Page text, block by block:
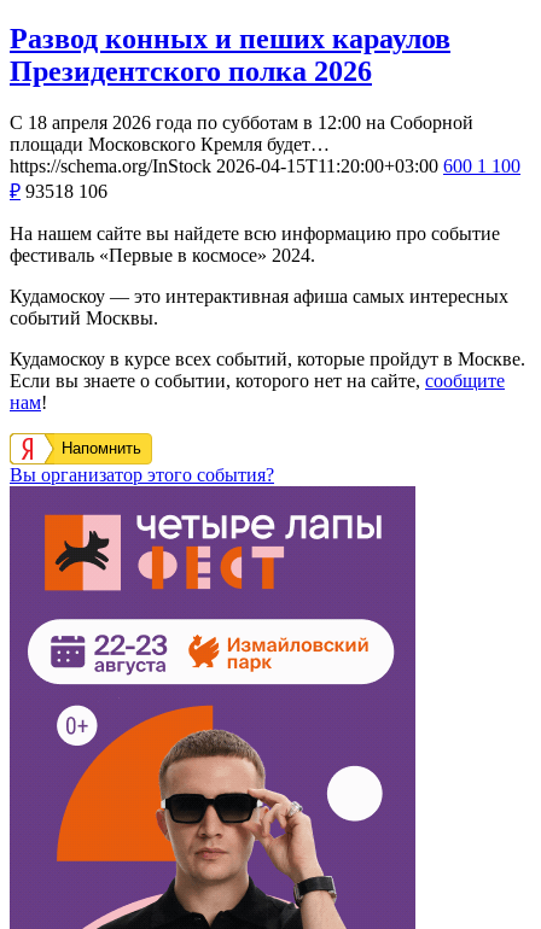
Развод конных и пеших караулов
Президентского полка 2026
С 18 апреля 2026 года по субботам в 12:00 на Соборной
площади Московского Кремля будет…
https://schema.org/InStock 2026-04-15T11:20:00+03:00 600 1 100
₽ 93518 106
На нашем сайте вы найдете всю информацию про событие
фестиваль «Первые в космосе» 2024.
Кудамоскоу — это интерактивная афиша самых интересных
событий Москвы.
Кудамоскоу в курсе всех событий, которые пройдут в Москве.
Если вы знаете о событии, которого нет на сайте, сообщите
нам!
Напомнить
Вы организатор этого события?